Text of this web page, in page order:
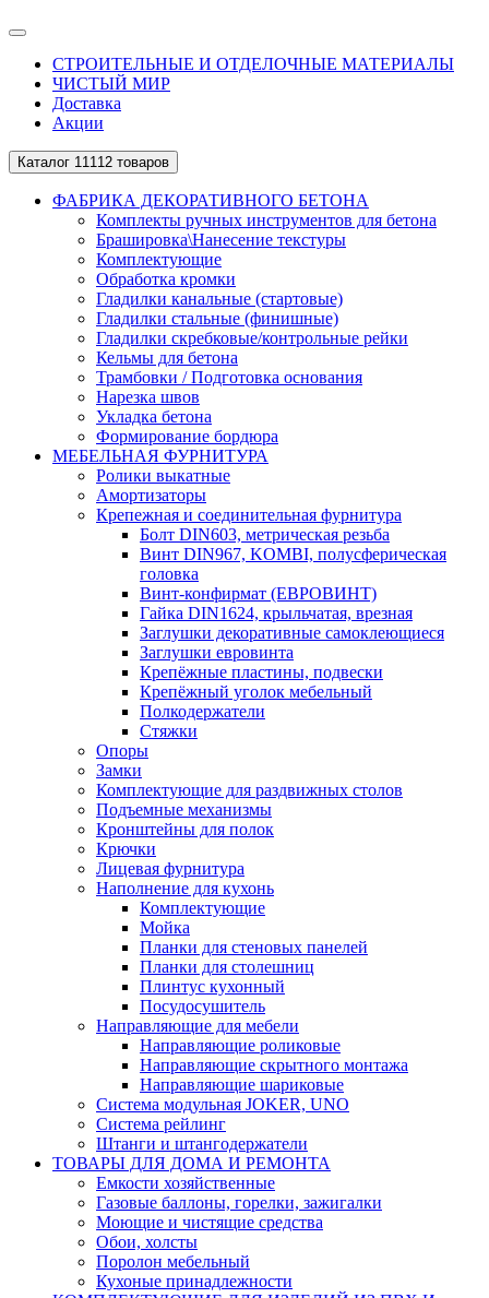
СТРОИТЕЛЬНЫЕ И ОТДЕЛОЧНЫЕ МАТЕРИАЛЫ
ЧИСТЫЙ МИР
Доставка
Акции
Каталог 11112 товаров
ФАБРИКА ДЕКОРАТИВНОГО БЕТОНА
Комплекты ручных инструментов для бетона
Брашировка\Нанесение текстуры
Комплектующие
Обработка кромки
Гладилки канальные (стартовые)
Гладилки стальные (финишные)
Гладилки скребковые/контрольные рейки
Кельмы для бетона
Трамбовки / Подготовка основания
Нарезка швов
Укладка бетона
Формирование бордюра
МЕБЕЛЬНАЯ ФУРНИТУРА
Ролики выкатные
Амортизаторы
Крепежная и соединительная фурнитура
Болт DIN603, метрическая резьба
Винт DIN967, KOMBI, полусферическая
головка
Винт-конфирмат (ЕВРОВИНТ)
Гайка DIN1624, крыльчатая, врезная
Заглушки декоративные самоклеющиеся
Заглушки евровинта
Крепёжные пластины, подвески
Крепёжный уголок мебельный
Полкодержатели
Стяжки
Опоры
Замки
Комплектующие для раздвижных столов
Подъемные механизмы
Кронштейны для полок
Крючки
Лицевая фурнитура
Наполнение для кухонь
Комплектующие
Мойка
Планки для стеновых панелей
Планки для столешниц
Плинтус кухонный
Посудосушитель
Направляющие для мебели
Направляющие роликовые
Направляющие скрытного монтажа
Направляющие шариковые
Система модульная JOKER, UNO
Система рейлинг
Штанги и штангодержатели
ТОВАРЫ ДЛЯ ДОМА И РЕМОНТА
Емкости хозяйственные
Газовые баллоны, горелки, зажигалки
Моющие и чистящие средства
Обои, холсты
Поролон мебельный
Кухоные принадлежности